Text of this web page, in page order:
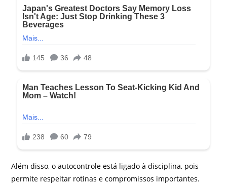
Além disso, o autocontrole está ligado à disciplina, pois
permite respeitar rotinas e compromissos importantes.